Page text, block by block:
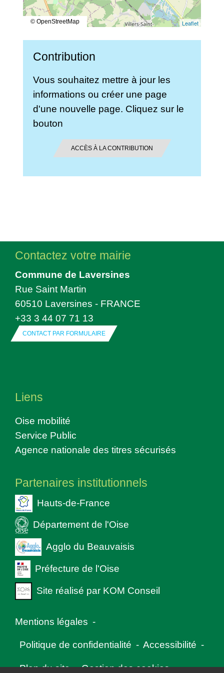
Leaflet
© OpenStreetMap
Contribution
Vous souhaitez mettre à jour les
informations ou créer une page
d'une nouvelle page. Cliquez sur le
bouton
ACCÈS À LA CONTRIBUTION
Contactez votre mairie
Commune de Laversines
Rue Saint Martin
60510 Laversines - FRANCE
+33 3 44 07 71 13
CONTACT PAR FORMULAIRE
Liens
Oise mobilité
Service Public
Agence nationale des titres sécurisés
Partenaires institutionnels
Hauts-de-France
Département de l'Oise
Agglo du Beauvaisis
Préfecture de l'Oise
Site réalisé par KOM Conseil
Mentions légales -
Politique de confidentialité - Accessibilité -
Plan du site - Gestion des cookies